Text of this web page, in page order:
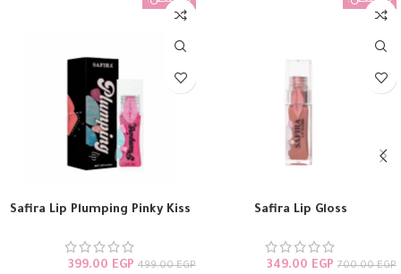
Safira Lip Gloss
700.00EGP
349.00 EGP
Safira Lip Plumping Pinky Kiss
499.00EGP
399.00 EGP